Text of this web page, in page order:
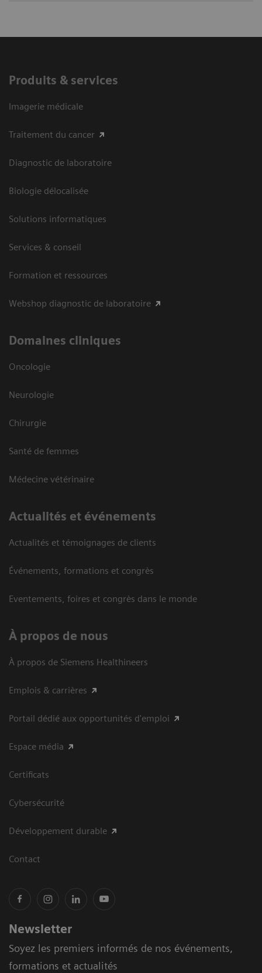
Produits & services
Imagerie médicale
Traitement du cancer
Diagnostic de laboratoire
Biologie délocalisée
Solutions informatiques
Services & conseil
Formation et ressources
Webshop diagnostic de laboratoire
Domaines cliniques
Oncologie
Neurologie
Chirurgie
Santé de femmes
Médecine vétérinaire
Actualités et événements
Actualités et témoignages de clients
Événements, formations et congrès
Eventements, foires et congrès dans le monde
À propos de nous
À propos de Siemens Healthineers
Emplois & carrières
Portail dédié aux opportunités d'emploi
Espace média
Certificats
Cybersécurité
Développement durable
Contact
Newsletter
Soyez les premiers informés de nos événements,
formations et actualités